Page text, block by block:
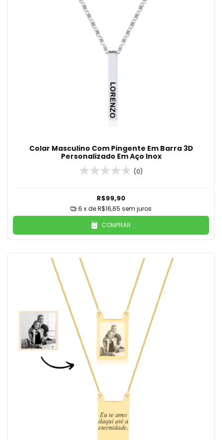
Colar Masculino Com Pingente Em Barra 3D
Personalizado Em Aço Inox
(0)
R$99,90
6 x deR$16,65 sem juros
COMPRAR